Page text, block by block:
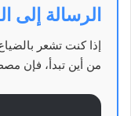
الرسالة إلى
إذا كنت تشعر
من أين تبدأ، فإن